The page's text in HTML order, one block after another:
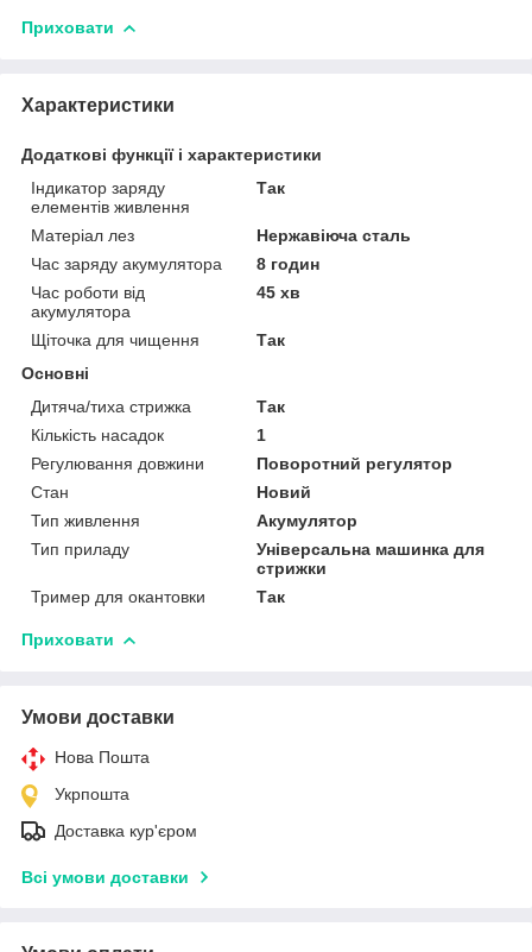
Приховати
Характеристики
Додаткові функції і характеристики
Індикатор заряду
елементів живлення
Так
Матеріал лез
Нержавіюча сталь
Час заряду акумулятора
8 годин
Час роботи від
акумулятора
45 хв
Щіточка для чищення
Так
Основні
Дитяча/тиха стрижка
Так
Кількість насадок
1
Регулювання довжини
Поворотний регулятор
Стан
Новий
Тип живлення
Акумулятор
Тип приладу
Універсальна машинка для
стрижки
Тример для окантовки
Так
Приховати
Умови доставки
Нова Пошта
Укрпошта
Доставка кур'єром
Всі умови доставки